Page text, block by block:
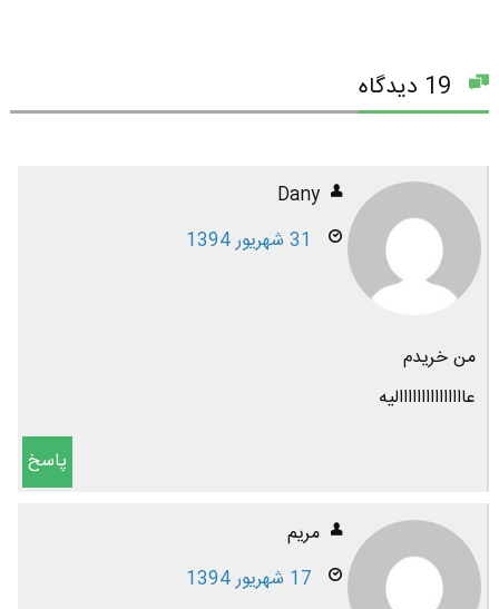
Dany
31 شهریور 1394
من خریدم
عااااااااااااااالیه
پاسخ
مریم
17 شهریور 1394